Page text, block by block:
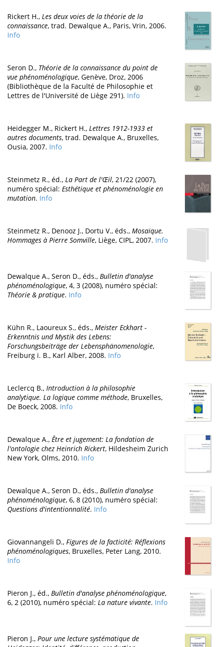
Rickert H., Les deux voies de la théorie de la
connaissance, trad. Dewalque A., Paris, Vrin, 2006.
Info
Seron D., Théorie de la connaissance du point de
vue phénoménologique, Genève, Droz, 2006
(Bibliothèque de la Faculté de Philosophie et
Lettres de l'Université de Liège 291). Info
Heidegger M., Rickert H., Lettres 1912-1933 et
autres documents, trad. Dewalque A., Bruxelles,
Ousia, 2007. Info
Steinmetz R., éd., La Part de l'Œil, 21/22 (2007),
numéro spécial: Esthétique et phénoménologie en
mutation. Info
Steinmetz R., Denooz J., Dortu V., éds., Mosaïque.
Hommages à Pierre Somville, Liège, CIPL, 2007. Info
Dewalque A., Seron D., éds., Bulletin d'analyse
phénoménologique, 4, 3 (2008), numéro spécial:
Théorie & pratique. Info
Kühn R., Laoureux S., éds., Meister Eckhart -
Erkenntnis und Mystik des Lebens:
Forschungsbeiträge der Lebensphänomenologie,
Freiburg i. B., Karl Alber, 2008. Info
Leclercq B., Introduction à la philosophie
analytique. La logique comme méthode, Bruxelles,
De Boeck, 2008. Info
Dewalque A., Être et jugement: La fondation de
l'ontologie chez Heinrich Rickert, Hildesheim Zurich
New York, Olms, 2010. Info
Dewalque A., Seron D., éds., Bulletin d'analyse
phénoménologique, 6, 8 (2010), numéro spécial:
Questions d'intentionnalité. Info
Giovannangeli D., Figures de la facticité: Réflexions
phénoménologiques, Bruxelles, Peter Lang, 2010.
Info
Pieron J., éd., Bulletin d'analyse phénoménologique,
6, 2 (2010), numéro spécial: La nature vivante. Info
Pieron J., Pour une lecture systématique de